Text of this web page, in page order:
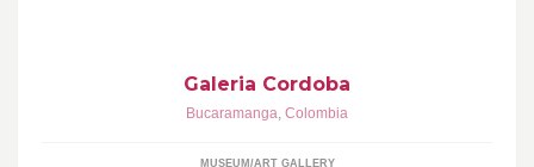
Galeria Cordoba
Bucaramanga, Colombia
MUSEUM/ART GALLERY